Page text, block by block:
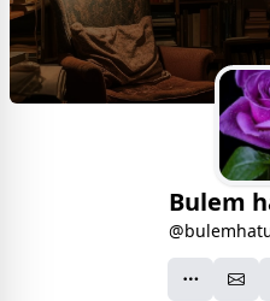
Bulem